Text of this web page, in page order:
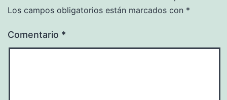
Los campos obligatorios están marcados con *
Comentario *